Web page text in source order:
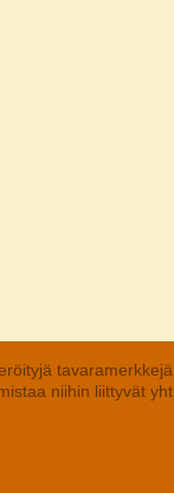
niihin liittyvät